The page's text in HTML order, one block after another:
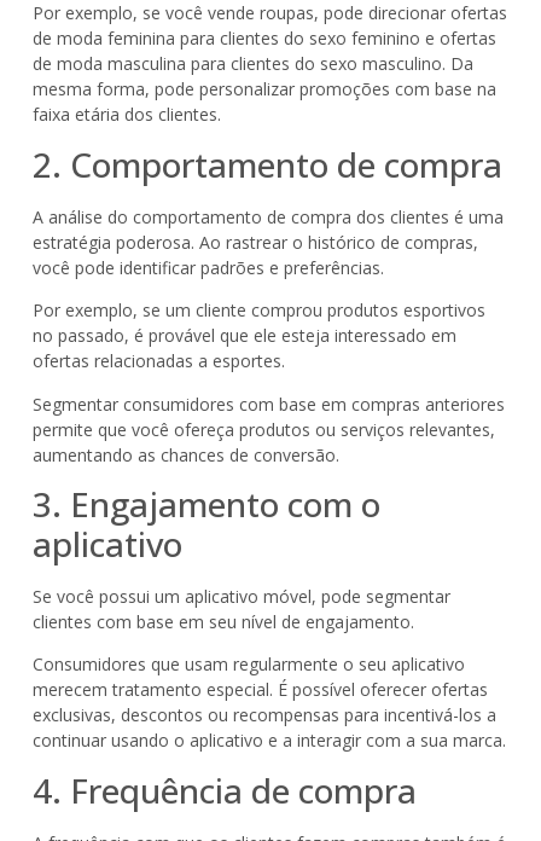
Por exemplo, se você vende roupas, pode direcionar ofertas
de moda feminina para clientes do sexo feminino e ofertas
de moda masculina para clientes do sexo masculino. Da
mesma forma, pode personalizar promoções com base na
faixa etária dos clientes.
2. Comportamento de compra
A análise do comportamento de compra dos clientes é uma
estratégia poderosa. Ao rastrear o histórico de compras,
você pode identificar padrões e preferências.
Por exemplo, se um cliente comprou produtos esportivos
no passado, é provável que ele esteja interessado em
ofertas relacionadas a esportes.
Segmentar consumidores com base em compras anteriores
permite que você ofereça produtos ou serviços relevantes,
aumentando as chances de conversão.
3. Engajamento com o
aplicativo
Se você possui um aplicativo móvel, pode segmentar
clientes com base em seu nível de engajamento.
Consumidores que usam regularmente o seu aplicativo
merecem tratamento especial. É possível oferecer ofertas
exclusivas, descontos ou recompensas para incentivá-los a
continuar usando o aplicativo e a interagir com a sua marca.
4. Frequência de compra